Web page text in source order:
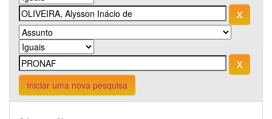
Iniciar uma nova pesquisa